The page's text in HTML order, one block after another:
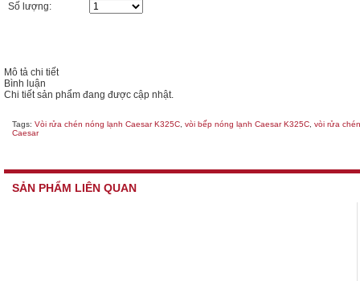
Số lượng:
Mô tả chi tiết
Bình luận
Chi tiết sản phẩm đang được cập nhật.
Tags: Vòi rửa chén nóng lạnh Caesar K325C vòi bếp nóng lạnh Caesar K325C vòi rửa chén
Caesar
SẢN PHẨM LIÊN QUAN